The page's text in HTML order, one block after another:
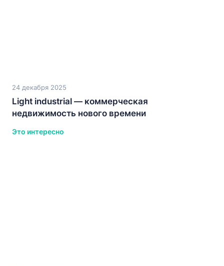
24 декабря 2025
Light industrial — коммерческая
недвижимость нового времени
Это интересно